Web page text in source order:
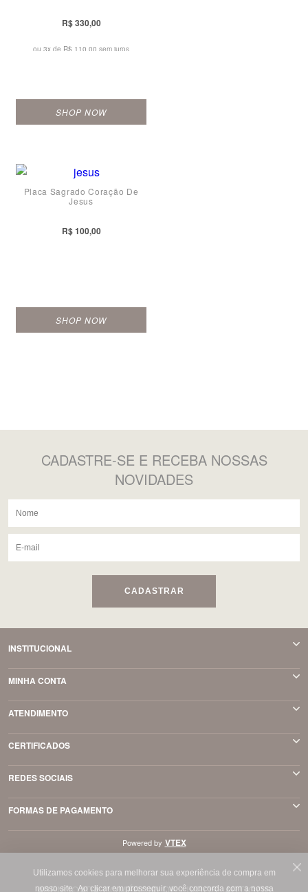
R$ 330,00
ou 3x de R$ 110,00 sem juros
SHOP NOW
Placa Sagrado Coração De
Jesus
R$ 100,00
SHOP NOW
CADASTRE-SE E RECEBA NOSSAS
NOVIDADES
CADASTRAR
INSTITUCIONAL
MINHA CONTA
ATENDIMENTO
CERTIFICADOS
REDES SOCIAIS
FORMAS DE PAGAMENTO
Powered by VTEX
Utilizamos cookies para melhorar sua experiência de compra em
nosso site. Ao clicar em prosseguir, você concorda com a nossa